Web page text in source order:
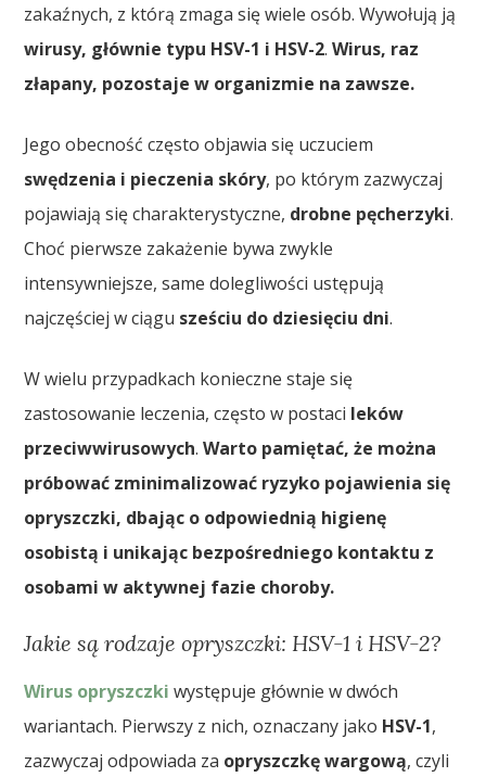
zakaźnych, z którą zmaga się wiele osób. Wywołują ją
wirusy, głównie typu HSV-1 i HSV-2.Wirus, raz
złapany, pozostaje w organizmie na zawsze.
Jego obecność często objawia się uczuciem
swędzenia i pieczenia skóry, po którym zazwyczaj
pojawiają się charakterystyczne, drobne pęcherzyki.
Choć pierwsze zakażenie bywa zwykle
intensywniejsze, same dolegliwości ustępują
najczęściej w ciągu sześciu do dziesięciu dni.
W wielu przypadkach konieczne staje się
zastosowanie leczenia, często w postaci leków
przeciwwirusowych.Warto pamiętać, że można
próbować zminimalizować ryzyko pojawienia się
opryszczki, dbając o odpowiednią higienę
osobistą i unikając bezpośredniego kontaktu z
osobami w aktywnej fazie choroby.
Jakie są rodzaje opryszczki: HSV-1 i HSV-2?
Wirus opryszczki występuje głównie w dwóch
wariantach. Pierwszy z nich, oznaczany jako HSV-1,
zazwyczaj odpowiada za opryszczkę wargową, czyli